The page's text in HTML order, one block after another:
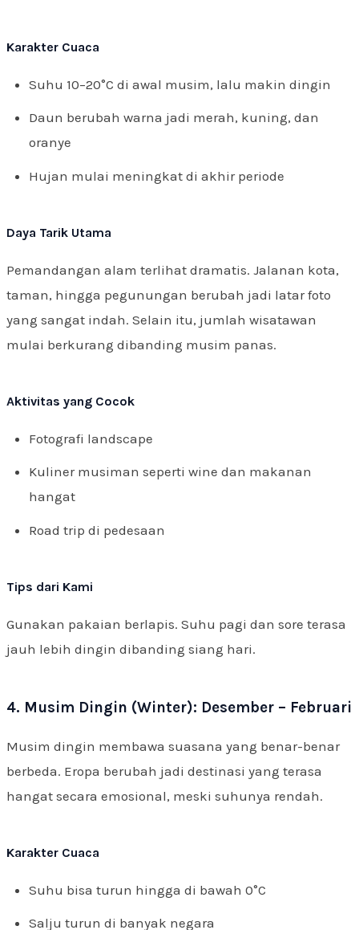
Karakter Cuaca
Suhu 10–20°C di awal musim, lalu makin dingin
Daun berubah warna jadi merah, kuning, dan
oranye
Hujan mulai meningkat di akhir periode
Daya Tarik Utama
Pemandangan alam terlihat dramatis. Jalanan kota,
taman, hingga pegunungan berubah jadi latar foto
yang sangat indah. Selain itu, jumlah wisatawan
mulai berkurang dibanding musim panas.
Aktivitas yang Cocok
Fotografi landscape
Kuliner musiman seperti wine dan makanan
hangat
Road trip di pedesaan
Tips dari Kami
Gunakan pakaian berlapis. Suhu pagi dan sore terasa
jauh lebih dingin dibanding siang hari.
4. Musim Dingin (Winter): Desember – Februari
Musim dingin membawa suasana yang benar-benar
berbeda. Eropa berubah jadi destinasi yang terasa
hangat secara emosional, meski suhunya rendah.
Karakter Cuaca
Suhu bisa turun hingga di bawah 0°C
Salju turun di banyak negara